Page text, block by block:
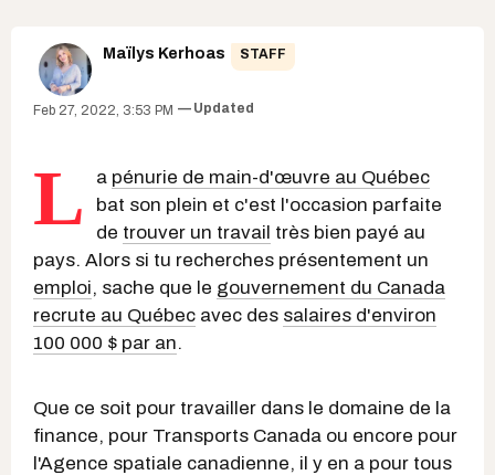
Maïlys Kerhoas STAFF
Feb 27, 2022, 3:53 PM Updated
L a pénurie de main-d'œuvre au Québec
bat son plein et c'est l'occasion parfaite
de trouver un travail très bien payé au
pays. Alors si tu recherches présentement un
emploi, sache que le gouvernement du Canada
recrute au Québec avec des salaires d'environ
100 000 $ par an.
Que ce soit pour travailler dans le domaine de la
finance, pour Transports Canada ou encore pour
l'Agence spatiale canadienne, il y en a pour tous